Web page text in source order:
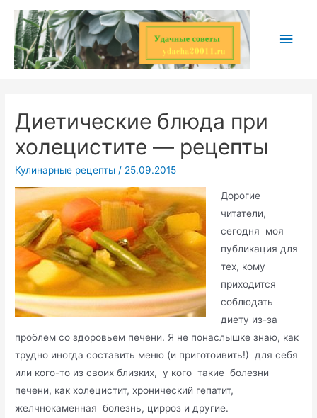
Перейти
содержимому
Диетические блюда при
холецистите — рецепты
Кулинарные рецепты / 25.09.2015
Дорогие
читатели,
сегодня моя
публикация для
тех, кому
приходится
соблюдать
диету из-за
проблем со здоровьем печени. Я не понаслышке знаю, как
трудно иногда составить меню (и приготоивить!) для себя
или кого-то из своих близких, у кого такие болезни
печени, как холецистит, хронический гепатит,
желчнокаменная болезнь, цирроз и другие.